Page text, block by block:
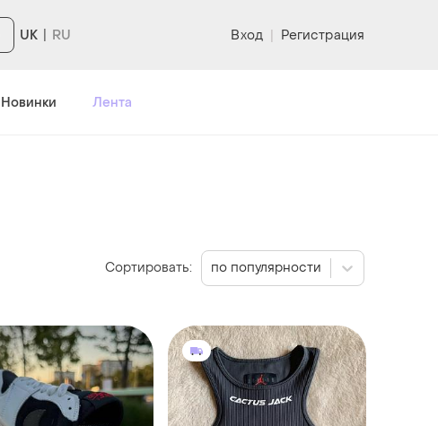
UK Вход | Регистрация
Новинки Лента
Сортировать: по популярности